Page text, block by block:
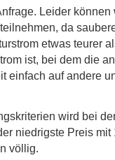
Leider können
da
etwas teurer
ist, bei dem die
einfach auf andere
wird bei
niedrigste Preis mit
völlig.